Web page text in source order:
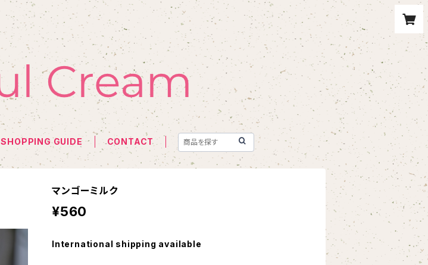
SHOPPING GUIDE CONTACT
マンゴーミルク
¥560
International shipping available